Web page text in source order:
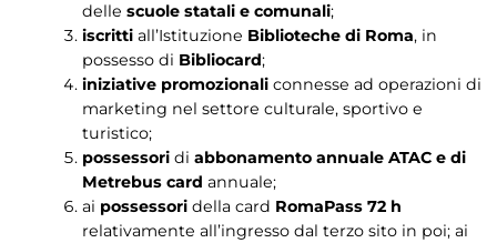
delle scuole statali e comunali;
iscrittiall’Istituzione Biblioteche di Roma, in
possesso di Bibliocard;
iniziative promozionaliconnesse ad operazioni di
marketing nel settore culturale, sportivo e
turistico;
possessoridi abbonamento annuale ATAC e di
Metrebus card annuale;
ai possessori della card RomaPass 72 h
relativamente all’ingresso dal terzo sito in poi; ai